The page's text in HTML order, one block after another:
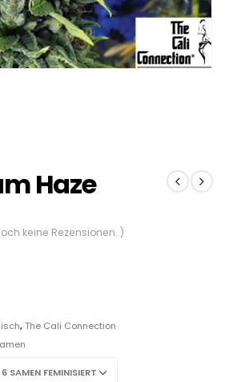
Haze
keine Rezensionen. )
,The Cali Connection